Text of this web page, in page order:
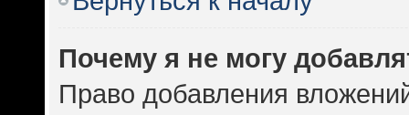
Почему я не могу
Право добавления